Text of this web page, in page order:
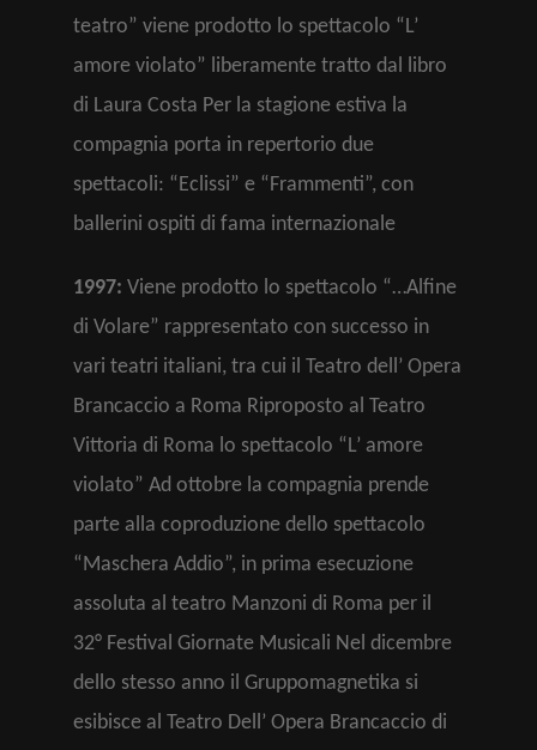
teatro” viene prodotto lo spettacolo “L’
amore violato” liberamente tratto dal libro
di Laura Costa Per la stagione estiva la
compagnia porta in repertorio due
spettacoli: “Eclissi” e “Frammenti”, con
ballerini ospiti di fama internazionale
1997: Viene prodotto lo spettacolo “…Alfine
di Volare” rappresentato con successo in
vari teatri italiani, tra cui il Teatro dell’ Opera
Brancaccio a Roma Riproposto al Teatro
Vittoria di Roma lo spettacolo “L’ amore
violato” Ad ottobre la compagnia prende
parte alla coproduzione dello spettacolo
“Maschera Addio”, in prima esecuzione
assoluta al teatro Manzoni di Roma per il
32° Festival Giornate Musicali Nel dicembre
dello stesso anno il Gruppomagnetika si
esibisce al Teatro Dell’ Opera Brancaccio di